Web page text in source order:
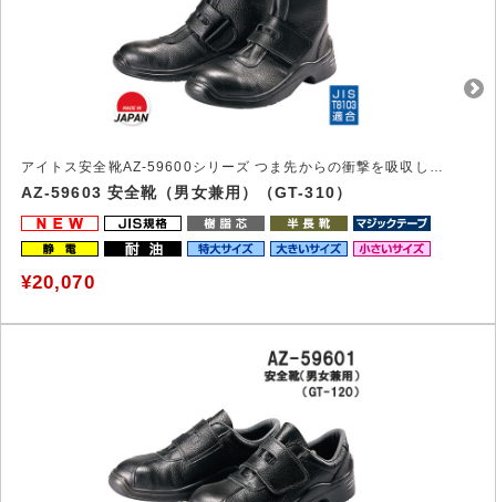
アイトス安全靴AZ-59600シリーズ つま先からの衝撃を吸収し、足を守る安全靴
AZ-59603 安全靴（男女兼用）（GT-310）
¥20,070